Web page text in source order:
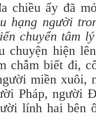
chiều ấy đã
hạng người
chuyển tâm
chuyện hiện
chẫm biết đi,
miền xuôi,
Pháp, người
lính hai bên